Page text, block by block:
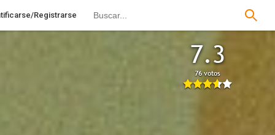
Registrarse
7.3
76 votos